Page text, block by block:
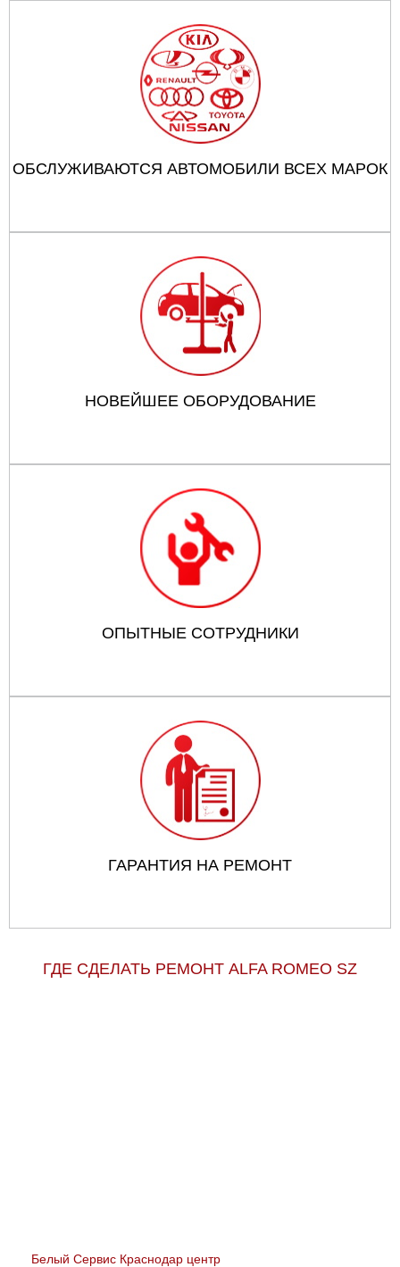
ОБСЛУЖИВАЮТСЯ АВТОМОБИЛИ ВСЕХ МАРОК
НОВЕЙШЕЕ ОБОРУДОВАНИЕ
ОПЫТНЫЕ СОТРУДНИКИ
ГАРАНТИЯ НА РЕМОНТ
ГДЕ СДЕЛАТЬ РЕМОНТ ALFA ROMEO SZ
Белый Сервис Краснодар центр